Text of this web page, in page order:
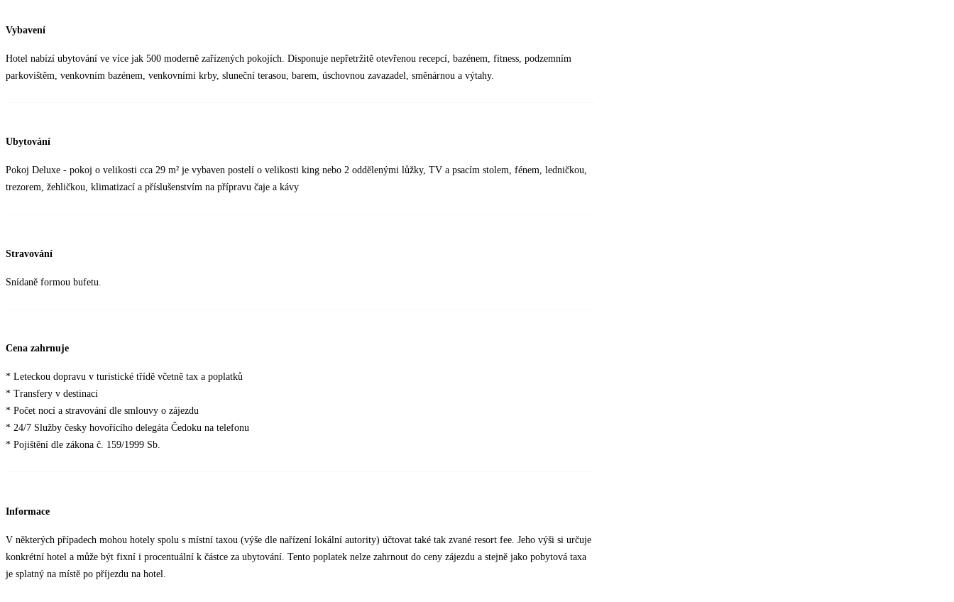
Vybavení
Hotel nabízí ubytování ve více jak 500 moderně zařízených pokojích. Disponuje nepřetržitě otevřenou recepcí, bazénem, fitness, podzemním
parkovištěm, venkovním bazénem, venkovními krby, sluneční terasou, barem, úschovnou zavazadel, směnárnou a výtahy.
Ubytování
Pokoj Deluxe - pokoj o velikosti cca 29 m² je vybaven postelí o velikosti king nebo 2 oddělenými lůžky, TV a psacím stolem, fénem, ledničkou,
trezorem, žehličkou, klimatizací a příslušenstvím na přípravu čaje a kávy
Stravování
Snídaně formou bufetu.
Cena zahrnuje
* Leteckou dopravu v turistické třídě včetně tax a poplatků
* Transfery v destinaci
* Počet nocí a stravování dle smlouvy o zájezdu
* 24/7 Služby česky hovořícího delegáta Čedoku na telefonu
* Pojištění dle zákona č. 159/1999 Sb.
Informace
V některých případech mohou hotely spolu s místní taxou (výše dle nařízení lokální autority) účtovat také tak zvané resort fee. Jeho výši si určuje
konkrétní hotel a může být fixní i procentuální k částce za ubytování. Tento poplatek nelze zahrnout do ceny zájezdu a stejně jako pobytová taxa
je splatný na místě po příjezdu na hotel.